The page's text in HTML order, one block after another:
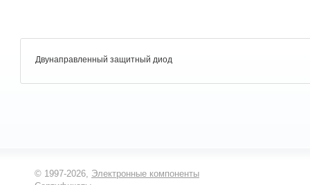
Двунаправленный защитный диод
© 1997-2026, Электронные компоненты